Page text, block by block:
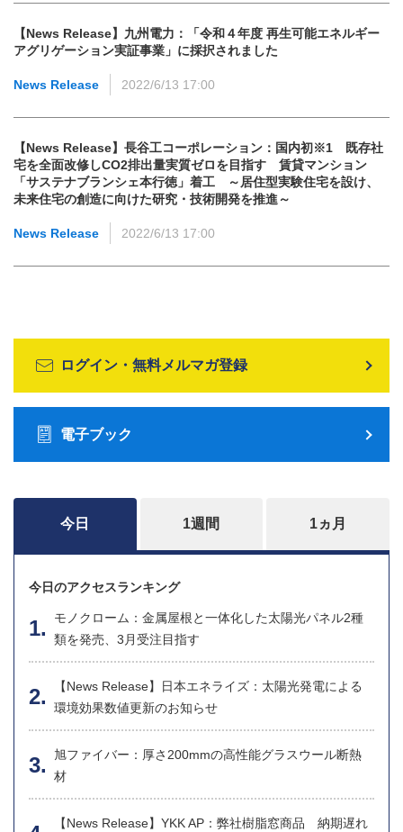
【News Release】九州電力：「令和４年度 再生可能エネルギー
アグリゲーション実証事業」に採択されました
News Release 2022/6/13 17:00
【News Release】長谷工コーポレーション：国内初※1 既存社
宅を全面改修しCO2排出量実質ゼロを目指す 賃貸マンション
「サステナブランシェ本行徳」着工 ～居住型実験住宅を設け、
未来住宅の創造に向けた研究・技術開発を推進～
News Release 2022/6/13 17:00
ログイン・無料メルマガ登録
電子ブック
今日 1週間 1ヵ月
今日のアクセスランキング
モノクローム：金属屋根と一体化した太陽光パネル2種
類を発売、3月受注目指す
【News Release】日本エネライズ：太陽光発電による
環境効果数値更新のお知らせ
旭ファイバー：厚さ200mmの高性能グラスウール断熱
材
【News Release】YKK AP：弊社樹脂窓商品 納期遅れ